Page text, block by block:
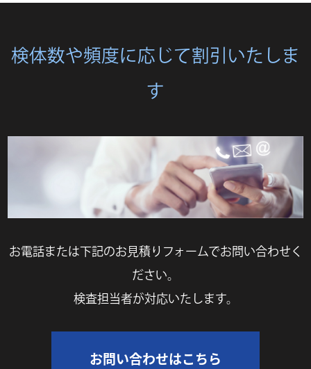
検体数や頻度に応じて割引いたしま
す
お電話または下記のお見積りフォームでお問い合わせく
ださい。
検査担当者が対応いたします。
お問い合わせはこちら